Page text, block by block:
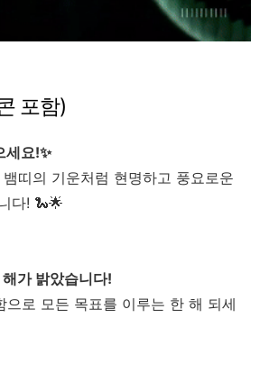
포함)
세요!✨
띠의 기운처럼 현명하고 풍요로운
다! 🐍🌟
가 밝았습니다!
으로 모든 목표를 이루는 한 해 되세